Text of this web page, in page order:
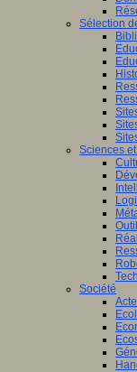
Sélection
Sciences
Société